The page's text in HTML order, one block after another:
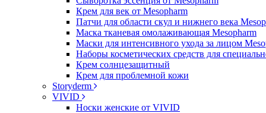
Крем для век от Mesopharm
Патчи для области скул и нижнего века
Маска тканевая омолаживающая Mesopharm
Маски для интенсивного ухода за лицом
Наборы косметических средств для
Крем солнцезащитный
Крем для проблемной кожи
Storyderm
VIVID
Носки женские от VIVID